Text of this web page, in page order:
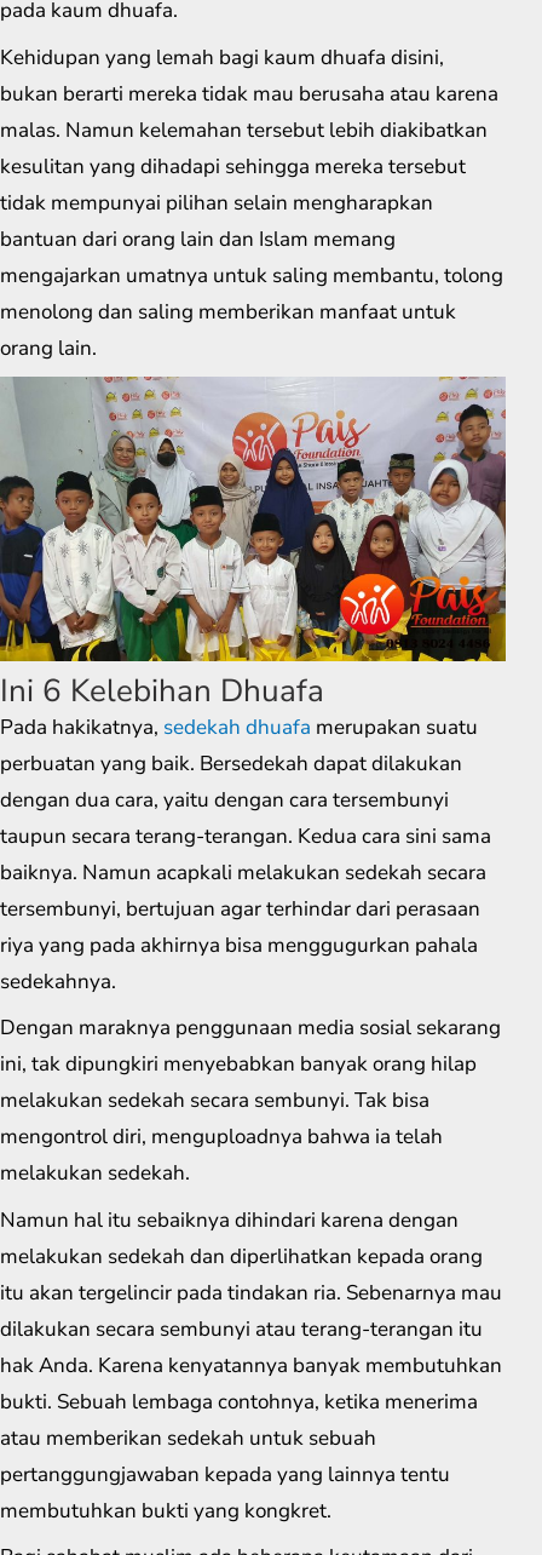
pada kaum dhuafa.
Kehidupan yang lemah bagi kaum dhuafa disini,
bukan berarti mereka tidak mau berusaha atau karena
malas. Namun kelemahan tersebut lebih diakibatkan
kesulitan yang dihadapi sehingga mereka tersebut
tidak mempunyai pilihan selain mengharapkan
bantuan dari orang lain dan Islam memang
mengajarkan umatnya untuk saling membantu, tolong
menolong dan saling memberikan manfaat untuk
orang lain.
Ini 6 Kelebihan Dhuafa
Pada hakikatnya, sedekah dhuafa merupakan suatu
perbuatan yang baik. Bersedekah dapat dilakukan
dengan dua cara, yaitu dengan cara tersembunyi
taupun secara terang-terangan. Kedua cara sini sama
baiknya. Namun acapkali melakukan sedekah secara
tersembunyi, bertujuan agar terhindar dari perasaan
riya yang pada akhirnya bisa menggugurkan pahala
sedekahnya.
Dengan maraknya penggunaan media sosial sekarang
ini, tak dipungkiri menyebabkan banyak orang hilap
melakukan sedekah secara sembunyi. Tak bisa
mengontrol diri, menguploadnya bahwa ia telah
melakukan sedekah.
Namun hal itu sebaiknya dihindari karena dengan
melakukan sedekah dan diperlihatkan kepada orang
itu akan tergelincir pada tindakan ria. Sebenarnya mau
dilakukan secara sembunyi atau terang-terangan itu
hak Anda. Karena kenyatannya banyak membutuhkan
bukti. Sebuah lembaga contohnya, ketika menerima
atau memberikan sedekah untuk sebuah
pertanggungjawaban kepada yang lainnya tentu
membutuhkan bukti yang kongkret.